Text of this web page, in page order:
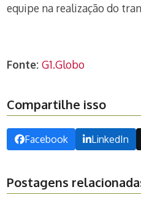
equipe na realização do
Fonte:G1.Globo
Compartilhe isso
Facebook LinkedIn
Postagens